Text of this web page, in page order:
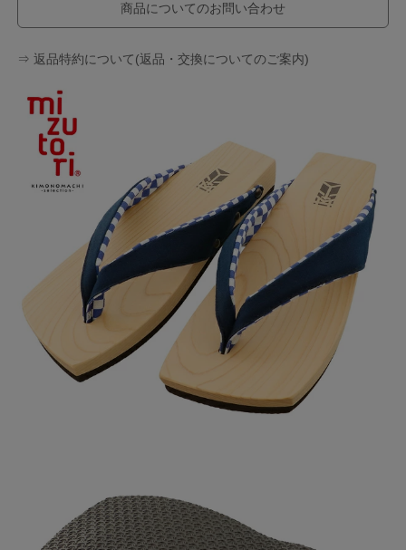
商品についてのお問い合わせ
⇒ 返品特約について(返品・交換についてのご案内)